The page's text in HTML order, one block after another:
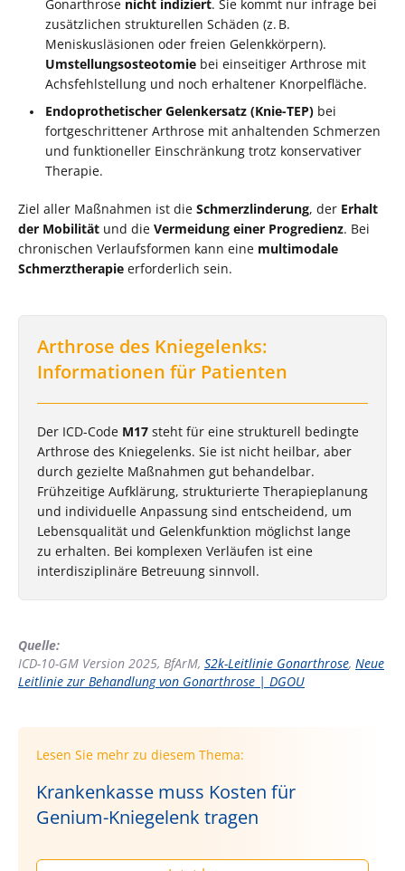
Gonarthrose nicht indiziert. Sie kommt nur infrage bei
zusätzlichen strukturellen Schäden (z. B.
Meniskusläsionen oder freien Gelenkkörpern).
Umstellungsosteotomie bei einseitiger Arthrose mit
Achsfehlstellung und noch erhaltener Knorpelfläche.
Endoprothetischer Gelenkersatz (Knie-TEP) bei
fortgeschrittener Arthrose mit anhaltenden Schmerzen
und funktioneller Einschränkung trotz konservativer
Therapie.
Ziel aller Maßnahmen ist die Schmerzlinderung, der Erhalt
der Mobilität und die Vermeidung einer Progredienz. Bei
chronischen Verlaufsformen kann eine multimodale
Schmerztherapie erforderlich sein.
Arthrose des Kniegelenks:
Informationen für Patienten
Der ICD-Code M17 steht für eine strukturell bedingte
Arthrose des Kniegelenks. Sie ist nicht heilbar, aber
durch gezielte Maßnahmen gut behandelbar.
Frühzeitige Aufklärung, strukturierte Therapieplanung
und individuelle Anpassung sind entscheidend, um
Lebensqualität und Gelenkfunktion möglichst lange
zu erhalten. Bei komplexen Verläufen ist eine
interdisziplinäre Betreuung sinnvoll.
Quelle:
ICD-10-GM Version 2025, BfArM, S2k-Leitlinie Gonarthrose, Neue
Leitlinie zur Behandlung von Gonarthrose | DGOU
Lesen Sie mehr zu diesem Thema:
Krankenkasse muss Kosten für
Genium-Kniegelenk tragen